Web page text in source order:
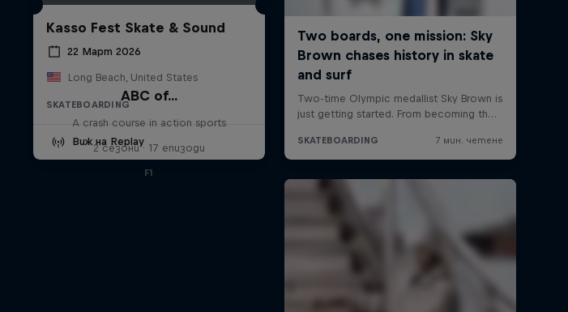
Kasso Fest Skate & Sound
22 Март 2026
Long Beach, United States
SKATEBOARDING
Виж на Replay
ABC of...
A crash course in action sports
2 сезони · 17 епизоди
F1